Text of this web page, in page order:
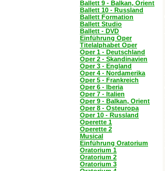
Ballett 9 - Balkan, Orient
Ballett 10 - Russland
Ballett Formation
Ballett Studio
Ballett - DVD
Einführung Oper
Titelalphabet Oper
Oper 1 - Deutschland
Oper 2 - Skandinavien
Oper 3 - England
Oper 4 - Nordamerika
Oper 5 - Frankreich
Oper 6 - Iberia
Oper 7 - Italien
Oper 9 - Balkan, Orient
Oper 8 - Osteuropa
Oper 10 - Russland
Operette 1
Operette 2
Musical
Einführung Oratorium
Oratorium 1
Oratorium 2
Oratorium 3